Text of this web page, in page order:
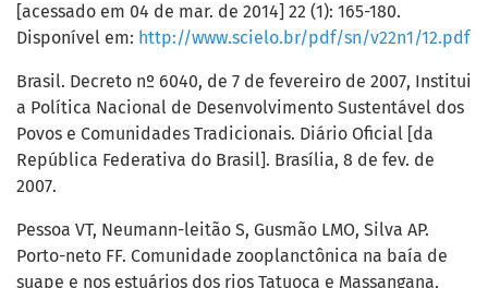
[acessado em 04 de mar. de 2014] 22 (1): 165-180.
Disponível em: http://www.scielo.br/pdf/sn/v22n1/12.pdf
Brasil. Decreto nº 6040, de 7 de fevereiro de 2007, Institui
a Política Nacional de Desenvolvimento Sustentável dos
Povos e Comunidades Tradicionais. Diário Oficial [da
República Federativa do Brasil]. Brasília, 8 de fev. de
2007.
Pessoa VT, Neumann-leitão S, Gusmão LMO, Silva AP.
Porto-neto FF. Comunidade zooplanctônica na baía de
suape e nos estuários dos rios Tatuoca e Massangana,